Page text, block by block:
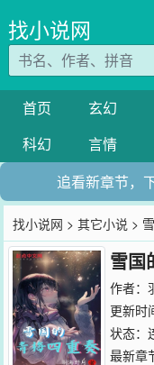
找小说网
首页 玄幻
科幻
言情
追看新章节，
找小说网 >其它小说 >
雪国
作者：
更新时
状态：
最新章